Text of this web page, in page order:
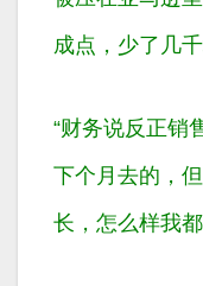
成点，少了几
“财务说反正销
下个月去的，
长，怎么样我